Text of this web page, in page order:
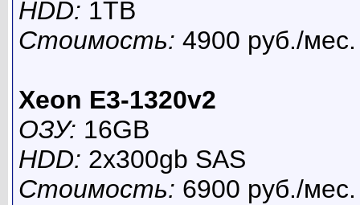
HDD: 1TB
Стоимость: 4900 руб./мес.
Xeon E3-1320v2
ОЗУ: 16GB
HDD: 2x300gb SAS
Стоимость: 6900 руб./мес.